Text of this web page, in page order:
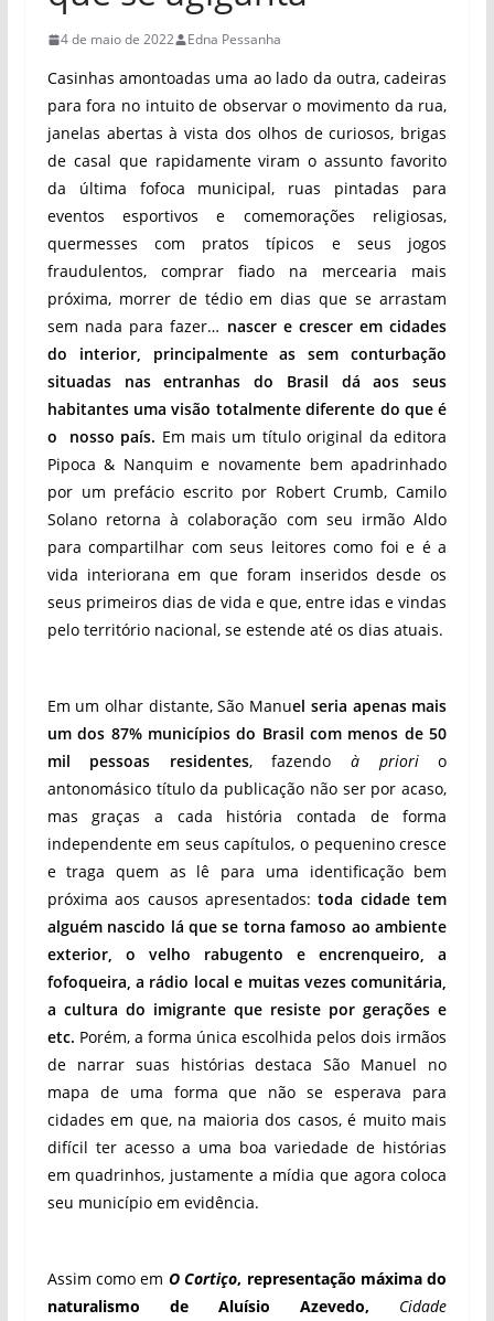
4 de maio de 2022 Edna Pessanha
Casinhas amontoadas uma ao lado da outra, cadeiras
para fora no intuito de observar o movimento da rua,
janelas abertas à vista dos olhos de curiosos, brigas
de casal que rapidamente viram o assunto favorito
da última fofoca municipal, ruas pintadas para
eventos esportivos e comemorações religiosas,
quermesses com pratos típicos e seus jogos
fraudulentos, comprar fiado na mercearia mais
próxima, morrer de tédio em dias que se arrastam
sem nada para fazer… nascer e crescer em cidades
do interior, principalmente as sem conturbação
situadas nas entranhas do Brasil dá aos seus
habitantes uma visão totalmente diferente do que é
o nosso país. Em mais um título original da editora
Pipoca & Nanquim e novamente bem apadrinhado
por um prefácio escrito por Robert Crumb, Camilo
Solano retorna à colaboração com seu irmão Aldo
para compartilhar com seus leitores como foi e é a
vida interiorana em que foram inseridos desde os
seus primeiros dias de vida e que, entre idas e vindas
pelo território nacional, se estende até os dias atuais.
Em um olhar distante, São Manuel seria apenas mais
um dos 87% municípios do Brasil com menos de 50
mil pessoas residentes, fazendoà priorio
antonomásico título da publicação não ser por acaso,
mas graças a cada história contada de forma
independente em seus capítulos, o pequenino cresce
e traga quem as lê para uma identificação bem
próxima aos causos apresentados:toda cidade tem
alguém nascido lá que se torna famoso ao ambiente
exterior, o velho rabugento e encrenqueiro, a
fofoqueira, a rádio local e muitas vezes comunitária,
a cultura do imigrante que resiste por gerações e
etc. Porém, a forma única escolhida pelos dois irmãos
de narrar suas histórias destaca São Manuel no
mapa de uma forma que não se esperava para
cidades em que, na maioria dos casos, é muito mais
difícil ter acesso a uma boa variedade de histórias
em quadrinhos, justamente a mídia que agora coloca
seu município em evidência.
Assim como em O Cortiço, representação máxima do
naturalismo de Aluísio Azevedo,
Cidade